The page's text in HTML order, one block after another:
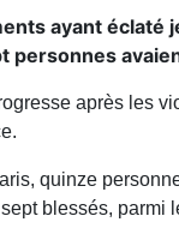
ayant éclaté
personnes
après les
quinze
blessés, parmi